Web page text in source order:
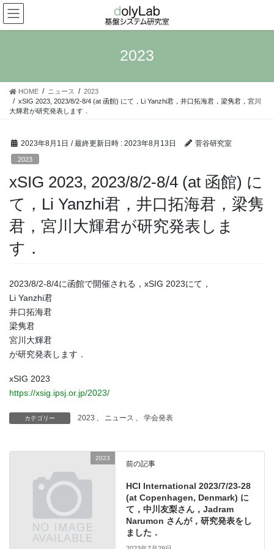
コ
ン
テ
ス
ナ
ビ
ゲ
ン
2023
HOME ニュース
2023
xSIG 2023, 2023/8/2-8/4 (at 函館) にて，Li Yanzhi君，井口拓海君，梁隽君，宮川
大輝君が研究発表します．
2023年8月1日 / 最終更新日時 : 2023年8月13日 菅谷研究室
2023
xSIG 2023, 2023/8/2-8/4 (at 函館) に
て，Li Yanzhi君，井口拓海君，梁隽
君，宮川大輝君が研究発表しま
す．
2023/8/2-8/4に函館で開催される，xSIG 2023にて，
Li Yanzhi君
井口拓海君
梁隽君
宮川大輝君
が研究発表します．
xSIG 2023
https://xsig.ipsj.or.jp/2023/
カテゴリー 2023 、 ニュース 、 学会発表
2023
前の記事
HCI International 2023/7/23-28
(at Copenhagen, Denmark) に
て，中川友梨さん，Jadram
Narumon さんが，研究発表をし
ました．